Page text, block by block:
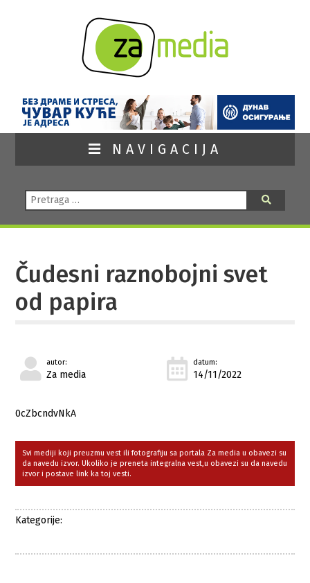
NAVIGACIJA
Pretraga:
Čudesni raznobojni svet
od papira
autor:
Za media
datum:
14/11/2022
0cZbcndvNkA
Svi mediji koji preuzmu vest ili fotografiju sa portala Za media u obavezi su
da navedu izvor. Ukoliko je preneta integralna vest,u obavezi su da navedu
izvor i postave link ka toj vesti.
Kategorije: